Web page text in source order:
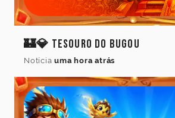
🏰💎 Tesouro do Bugou
Notícia uma hora atrás